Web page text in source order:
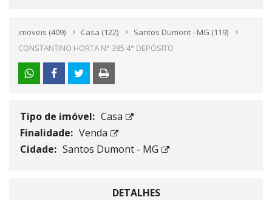
imoveis (409) Casa (122) Santos Dumont - MG (119)
CONSTANTINO HORTA N° 385 4° DEPÓSITO
Tipo de imóvel: Casa
Finalidade: Venda
Cidade: Santos Dumont - MG
DETALHES